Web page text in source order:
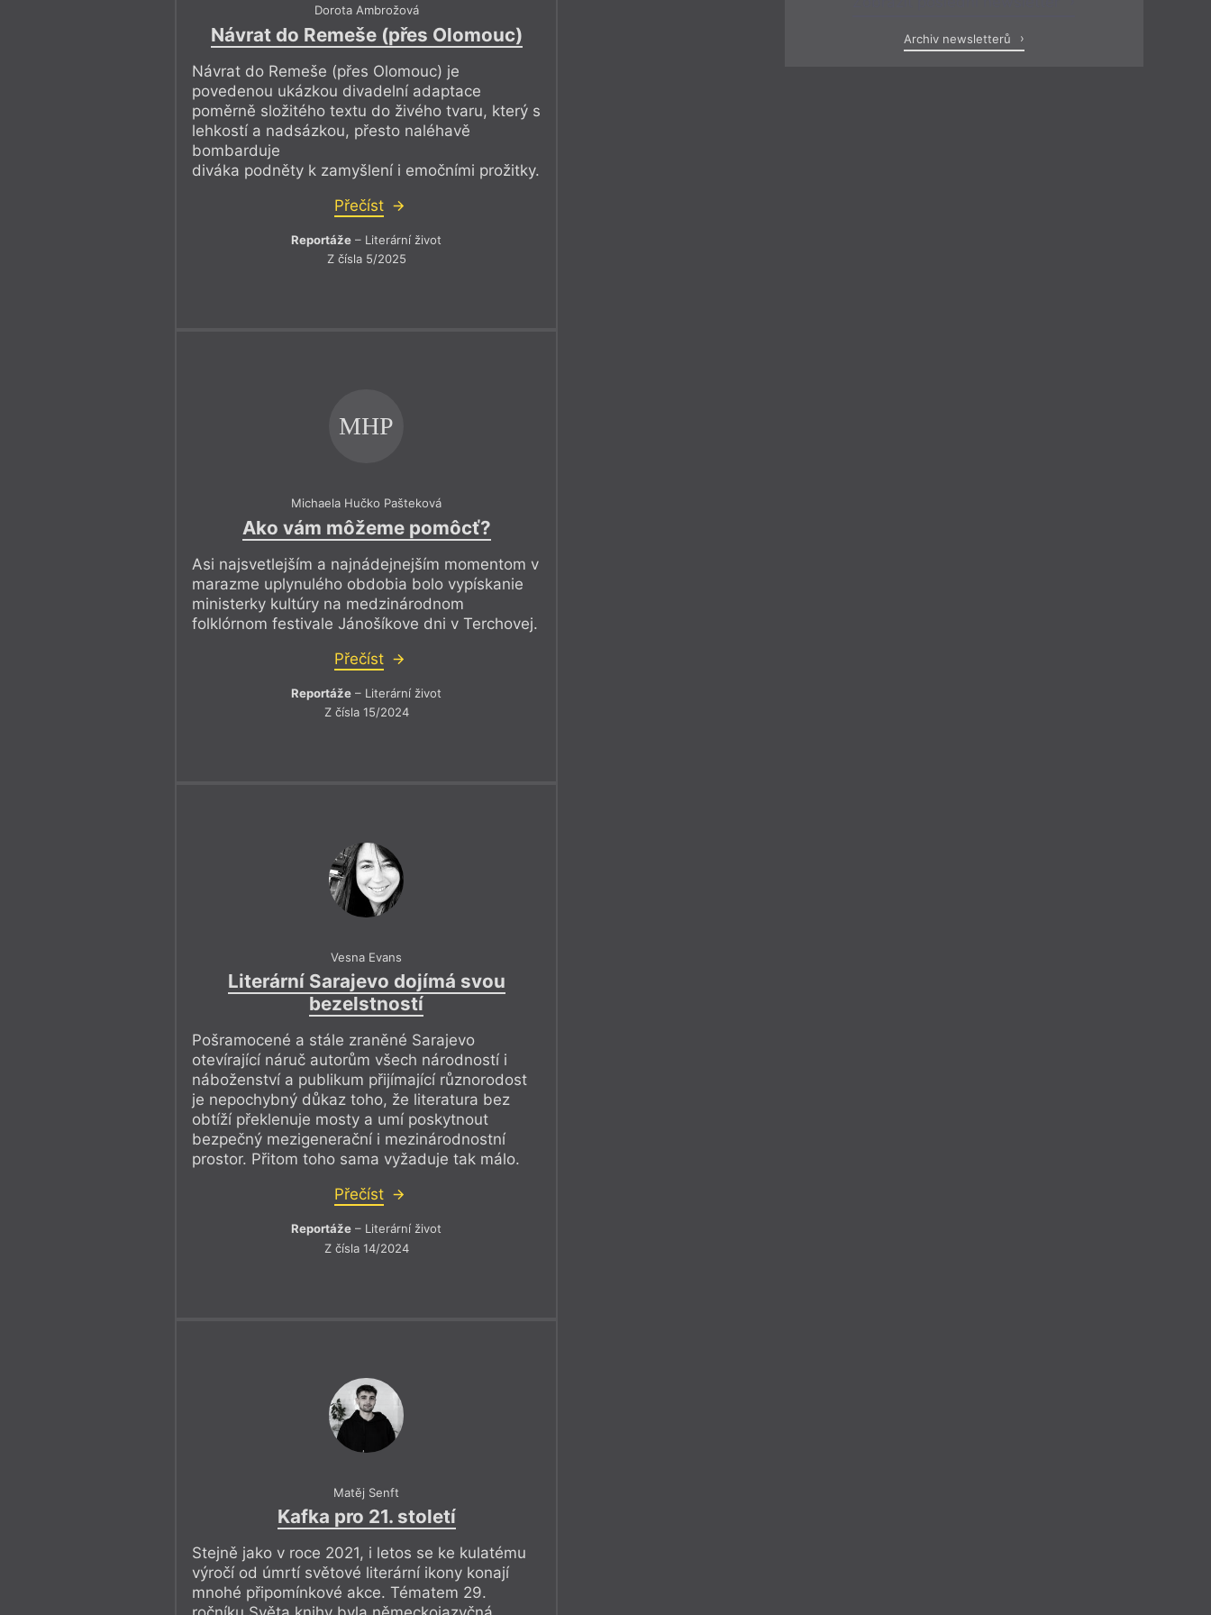
Dorota Ambrožová
Návrat do Remeše (přes Olomouc)
Návrat do Remeše (přes Olomouc) je
povedenou ukázkou divadelní adaptace
poměrně složitého textu do živého tvaru, který s
lehkostí a nadsázkou, přesto naléhavě
bombarduje
diváka podněty k zamyšlení i emočními prožitky.
Přečíst
Reportáže – Literární život
Z čísla 5/2025
MHP
Michaela Hučko Pašteková
Ako vám môžeme pomôcť?
Asi najsvetlejším a najnádejnejším momentom v
marazme uplynulého obdobia bolo vypískanie
ministerky kultúry na medzinárodnom
folklórnom festivale Jánošíkove dni v Terchovej.
Přečíst
Reportáže – Literární život
Z čísla 15/2024
Vesna Evans
Literární Sarajevo dojímá svou
bezelstností
Pošramocené a stále zraněné Sarajevo
otevírající náruč autorům všech národností i
náboženství a publikum přijímající různorodost
je nepochybný důkaz toho, že literatura bez
obtíží překlenuje mosty a umí poskytnout
bezpečný mezigenerační i mezinárodnostní
prostor. Přitom toho sama vyžaduje tak málo.
Přečíst
Reportáže – Literární život
Z čísla 14/2024
Matěj Senft
Kafka pro 21. století
Stejně jako v roce 2021, i letos se ke kulatému
výročí od úmrtí světové literární ikony konají
mnohé připomínkové akce. Tématem 29.
Archiv newsletterů